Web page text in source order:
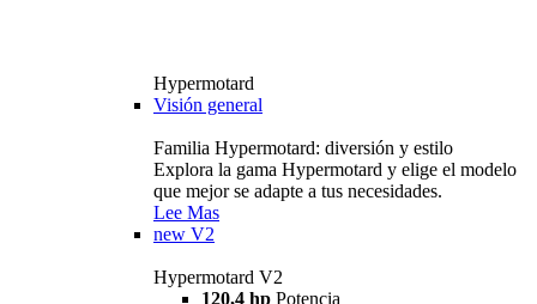
Hypermotard
Visión general
Familia Hypermotard: diversión y estilo
Explora la gama Hypermotard y elige el modelo
que mejor se adapte a tus necesidades.
Lee Mas
new V2
Hypermotard V2
120,4 hp Potencia